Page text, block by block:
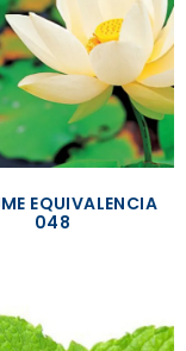
EQUIVALENCIA
048